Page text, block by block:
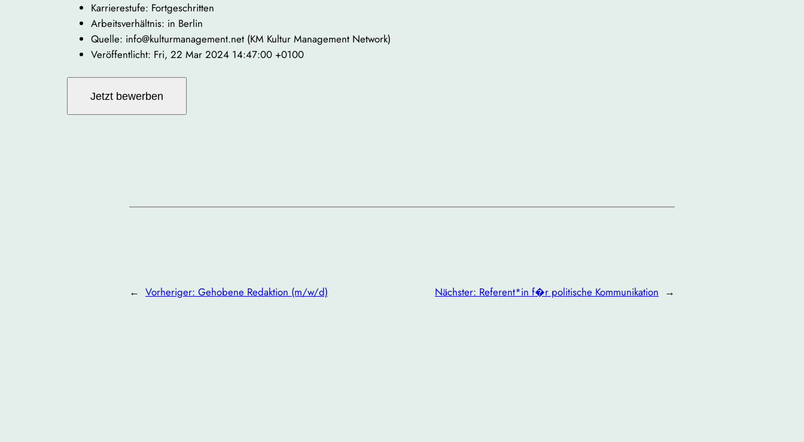
Karrierestufe: Fortgeschritten
Arbeitsverhältnis: in Berlin
Quelle: info@kulturmanagement.net (KM Kultur Management Network)
Veröffentlicht: Fri, 22 Mar 2024 14:47:00 +0100
← Vorheriger: Gehobene Redaktion (m/w/d) Nächster: Referent*in f�r politische Kommunikation →